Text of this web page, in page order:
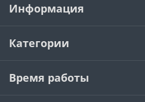
Информация
Категории
Время работы